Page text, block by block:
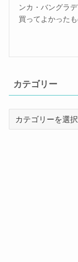
ンカ・バングラ
買ってよかった
カテゴリー